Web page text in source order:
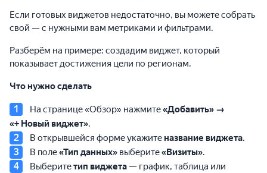
Если готовых виджетов недостаточно, вы можете собрать
свой — с нужными вам метриками и фильтрами.
Разберём на примере: создадим виджет, который
показывает достижения цели по регионам.
Что нужно сделать
На странице «Обзор» нажмите«Добавить» →
«+ Новый виджет».
В открывшейся форме укажите название виджета.
В поле«Тип данных» выберите«Визиты».
Выберитетип виджета — график, таблица или